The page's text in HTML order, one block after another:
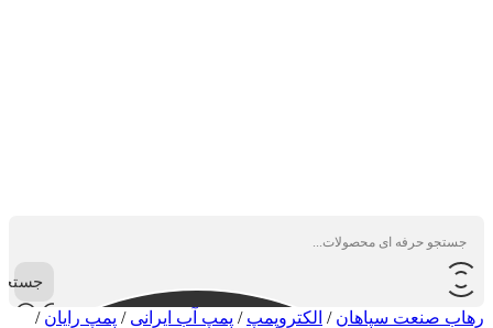
رهاب صنعت سپاهان / الکتروپمپ / پمپ آب ایرانی / پمپ رایان /